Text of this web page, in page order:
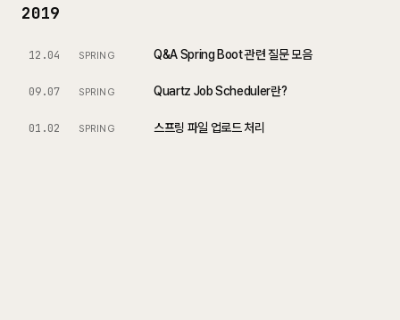
2019
12.04 SPRING Q&A Spring Boot 관련 질문 모음
09.07 SPRING Quartz Job Scheduler란?
01.02 SPRING 스프링 파일 업로드 처리